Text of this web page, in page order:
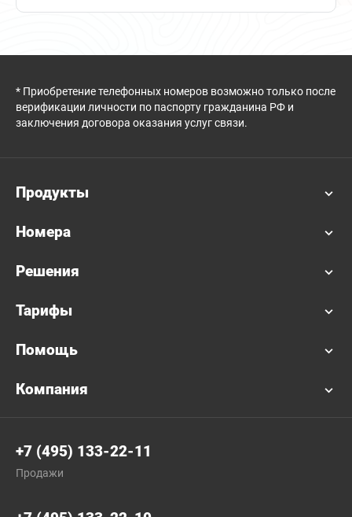
* Приобретение телефонных номеров возможно только после
верификации личности по паспорту гражданина РФ и
заключения договора оказания услуг связи.
Продукты
Номера
Решения
Тарифы
Помощь
Компания
+7 (495) 133-22-11
Продажи